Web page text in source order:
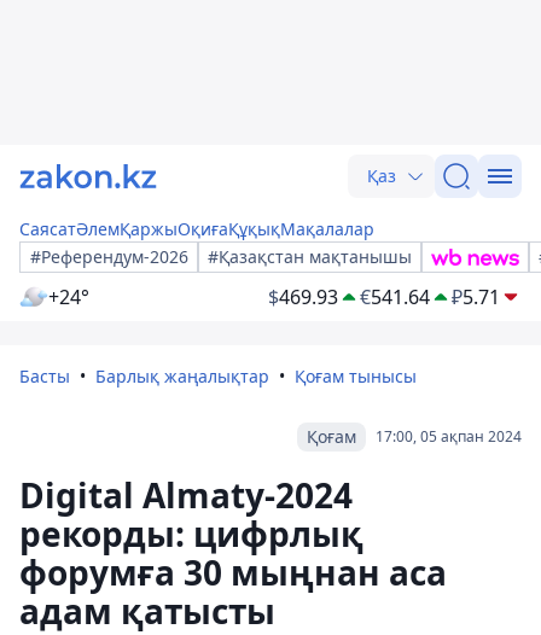
Қаз
СаясатӘлемҚаржыОқиғаҚұқықМақалалар
#Референдум-2026
#Қазақстан мақтанышы
+24° $469.93 €541.64 ₽5.71
Басты Барлық жаңалықтар Қоғам тынысы
17:00, 05 ақпан 2024
Қоғам
Digital Almaty-2024
рекорды: цифрлық
форумға 30 мыңнан аса
адам қатысты